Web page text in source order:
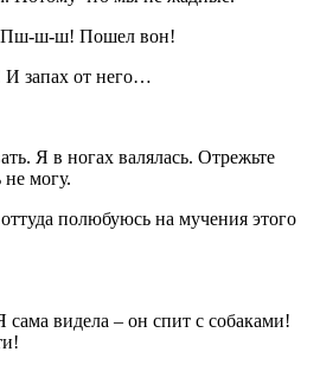
Пш-ш-ш! Пошел вон!
запах от него…
Я в ногах валялась. Отрежьте
не могу.
полюбуюсь на мучения этого
сама видела – он спит с собаками!